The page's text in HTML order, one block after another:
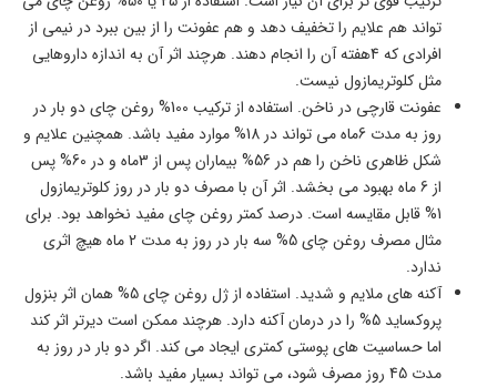
تواند هم علایم را تخفیف دهد و هم عفونت را از بین ببرد در نیمی از
افرادی که 4هفته آن را انجام دهند. هرچند اثر آن به اندازه داروهایی
مثل کلوتریمازول نیست.
عفونت قارچی در ناخن. استفاده از ترکیب 100% روغن چای دو بار در
روز به مدت 6ماه می تواند در 18% موارد مفید باشد. همچنین علایم و
شکل ظاهری ناخن را هم در 56% بیماران پس از 3ماه و در 60% پس
از 6 ماه بهبود می بخشد. اثر آن با مصرف دو بار در روز کلوتریمازول
1% قابل مقایسه است. درصد کمتر روغن چای مفید نخواهد بود. برای
مثال مصرف روغن چای 5% سه بار در روز به مدت 2 ماه هیچ اثری
ندارد.
آکنه های ملایم و شدید. استفاده از ژل روغن چای 5% همان اثر بنزول
پروکساید 5% را در درمان آکنه دارد. هرچند ممکن است دیرتر اثر کند
اما حساسیت های پوستی کمتری ایجاد می کند. اگر دو بار در روز به
مدت 45 روز مصرف شود، می تواند بسیار مفید باشد.